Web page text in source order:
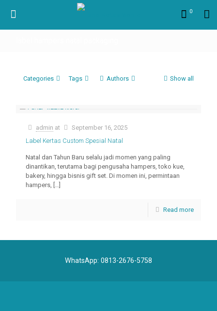
0
Categories Tags Authors Show all
admin at
September 16, 2025
Label Kertas Custom Spesial Natal
Natal dan Tahun Baru selalu jadi momen yang paling
dinantikan, terutama bagi pengusaha hampers, toko kue,
bakery, hingga bisnis gift set. Di momen ini, permintaan
hampers, […]
Read more
WhatsApp: 0813-2676-5758